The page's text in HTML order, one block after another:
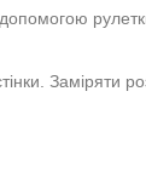
Заміряти